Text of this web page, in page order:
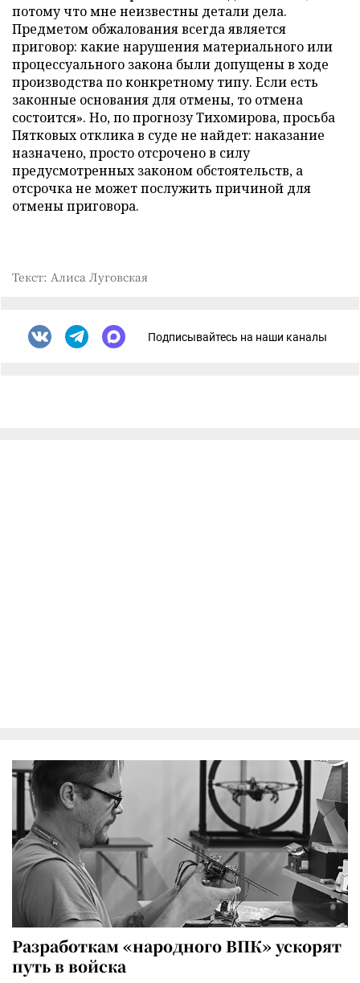
потому что мне неизвестны детали дела.
Предметом обжалования всегда является
приговор: какие нарушения материального или
процессуального закона были допущены в ходе
производства по конкретному типу. Если есть
законные основания для отмены, то отмена
состоится». Но, по прогнозу Тихомирова, просьба
Пятковых отклика в суде не найдет: наказание
назначено, просто отсрочено в силу
предусмотренных законом обстоятельств, а
отсрочка не может послужить причиной для
отмены приговора.
Текст: Алиса Луговская
Подписывайтесь на наши каналы
Разработкам «народного ВПК» ускорят
путь в войска